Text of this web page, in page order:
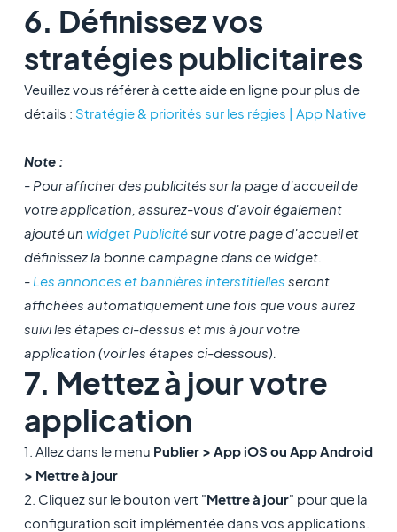
6. Définissez vos
stratégies publicitaires
Veuillez vous référer à cette aide en ligne pour plus de
détails : Stratégie & priorités sur les régies | App Native
Note :
- Pour afficher des publicités sur la page d'accueil de
votre application, assurez-vous d'avoir également
ajouté un widget Publicitésur votre page d'accueil et
définissez la bonne campagne dans ce widget.
- Les annonces et bannières interstitielles seront
affichées automatiquement une fois que vous aurez
suivi les étapes ci-dessus et mis à jour votre
application (voir les étapes ci-dessous).
7. Mettez à jour votre
application
1. Allez dans le menu Publier > App iOS ou App Android
> Mettre à jour
2. Cliquez sur le bouton vert "Mettre à jour" pour que la
configuration soit implémentée dans vos applications.